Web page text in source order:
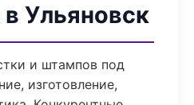
Ульяновск
и штампов под
изготовление,